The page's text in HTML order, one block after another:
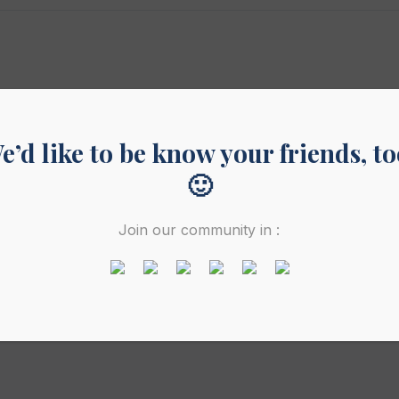
like to be know your friends,
🙂
Join our community in :